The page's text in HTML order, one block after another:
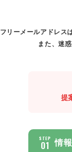
フリーメールアドレス
また、迷
提
STEP
01 情